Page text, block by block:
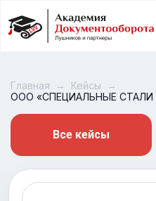
Главная
Кейсы
ООО «СПЕЦИАЛЬНЫЕ СТАЛИ
Все кейсы